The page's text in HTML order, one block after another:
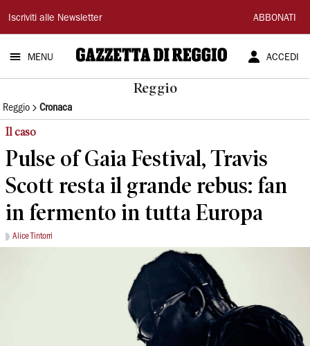
Gazzetta
di
Reggio
Iscriviti alle Newsletter ABBONATI
MENU ACCEDI
Reggio
Reggio Cronaca
Il caso
Pulse of Gaia Festival, Travis
Scott resta il grande rebus: fan
in fermento in tutta Europa
Alice Tintorri